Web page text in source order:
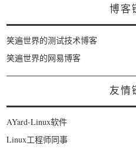
博客
笑遍世界的测试技术博客
笑遍世界的网易博客
友情
AYard-Linux软件
Linux工程师同事